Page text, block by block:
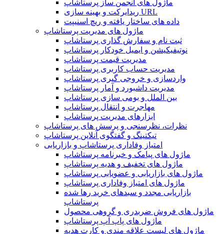
ماژول های انجمن ساز پرستاشاپ
ریدایرکت و بهینه سازی URL
داده های ساختار یافته و ریچ اسنیپت
ماژول های مدیریت پرستاشاپ
ثبت نام و سفارش گذاری پرستاشاپ
نوتیفیکیشن و ایمیل خودکار پرستاشاپ
مدیریت قیمت پرستاشاپ
مدیریت حساب کاربری پرستاشاپ
واردسازی و خروجی گیری پرستاشاپ
مدیریت داشبورد و آمار پرستاشاپ
بین الملل و بومی سازی پرستاشاپ
مهاجرت و انتقال پرستاشاپ
ابزارهای مدیریت پرستاشاپ
نظرات، نظرسنجی و پرسش های پرستاشاپ
تیکتینگ و گفتگوی آنلاین پرستاشاپ
امتیاز وفاداری پرستاشاپ و بازاریابی
ماژول های پیامک و خبرنامه پرستاشاپ
ماژول های تخفیف و هدیه پرستاشاپ
ماژول های بازاریابی و عضویابی پرستاشاپ
ماژول های امتیاز وفاداری پرستاشاپ
بازاریابی مجدد و سبدهای خرید رها شده
پرستاشاپ
ماژول های فروش ضربدری و گروهی محصول
ماژول های پاپ آپ پرستاشاپ
ماژول های لیست علاقه مندی و کارت هدیه